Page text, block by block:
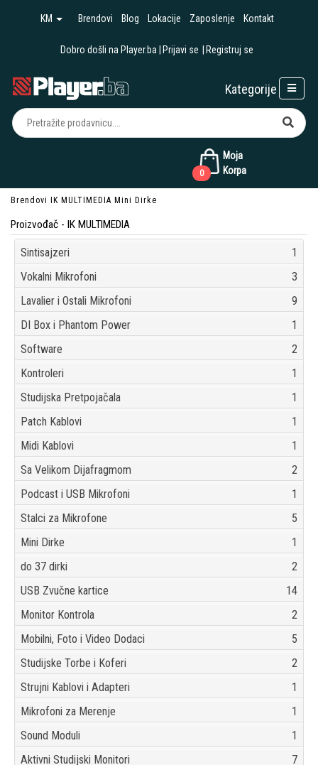
KM Brendovi Blog Lokacije Zaposlenje Kontakt
Dobro došli na Player.ba Prijavi se Registruj se
Moja
Korpa
0
Kategorije
Brendovi IK MULTIMEDIA Mini Dirke
Proizvođač - IK MULTIMEDIA
Sintisajzeri
1
Vokalni Mikrofoni
3
Lavalier i Ostali Mikrofoni
9
DI Box i Phantom Power
1
Software
2
Kontroleri
1
Studijska Pretpojačala
1
Patch Kablovi
1
Midi Kablovi
1
Sa Velikom Dijafragmom
2
Podcast i USB Mikrofoni
1
Stalci za Mikrofone
5
Mini Dirke
1
do 37 dirki
2
USB Zvučne kartice
14
Monitor Kontrola
2
Mobilni, Foto i Video Dodaci
5
Studijske Torbe i Koferi
2
Strujni Kablovi i Adapteri
1
Mikrofoni za Merenje
1
Sound Moduli
1
Aktivni Studijski Monitori
7